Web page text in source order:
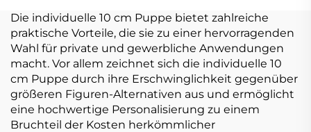
Anpassbare Plüsch
Schlüsselanhänger
Die individuelle 10 cm Puppe bietet zahlreiche
praktische Vorteile, die sie zu einer hervorragenden
Wahl für private und gewerbliche Anwendungen
macht. Vor allem zeichnet sich die individuelle 10
cm Puppe durch ihre Erschwinglichkeit gegenüber
größeren Figuren-Alternativen aus und ermöglicht
eine hochwertige Personalisierung zu einem
Bruchteil der Kosten herkömmlicher